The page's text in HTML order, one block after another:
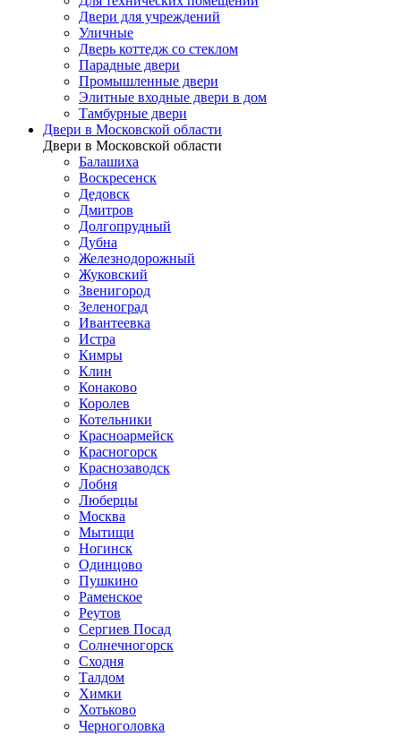
Двери для учреждений
Уличные
Дверь коттедж со стеклом
Парадные двери
Промышленные двери
Элитные входные двери в дом
Тамбурные двери
Двери в Московской области
Двери в Московской области
Балашиха
Воскресенск
Дедовск
Дмитров
Долгопрудный
Дубна
Железнодорожный
Жуковский
Звенигород
Зеленоград
Ивантеевка
Истра
Кимры
Клин
Конаково
Королев
Котельники
Красноармейск
Красногорск
Краснозаводск
Лобня
Люберцы
Москва
Мытищи
Ногинск
Одинцово
Пушкино
Раменское
Реутов
Сергиев Посад
Солнечногорск
Сходня
Талдом
Химки
Хотьково
Черноголовка